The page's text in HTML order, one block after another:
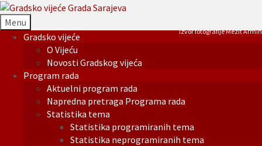
Menu
Gradsko vijeće
O Vijeću
Novosti Gradskog vijeća
Program rada
Aktuelni program rada
Napredna pretraga Programa rada
Statistika tema
Statistika programiranih tema
Statistika neprogramiranih tema
Izvor fotografije Mezit Armin